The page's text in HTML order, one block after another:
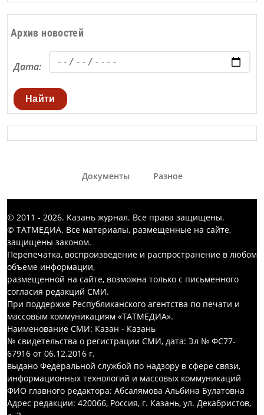
Архив новостей
Дата:
Найти
Документы Разное
© 2011 - 2026. Казань журнал. Все права защищены.
© ТАТМЕДИА. Все материалы, размещенные на сайте,
защищены законом.
Перепечатка, воспроизведение и распространение в любом
объеме информации,
размещенной на сайте, возможна только с письменного
согласия редакций СМИ.
При поддержке Республиканского агентства по печати и
массовым коммуникациям «ТАТМЕДИА».
Наименование СМИ: Казан - Казань
№ свидетельства о регистрации СМИ, дата: Эл № ФС77-
67916 от 06.12.2016 г.
выдано Федеральной службой по надзору в сфере связи,
информационных технологий и массовых коммуникаций
ФИО главного редактора: Абсалямова Альбина Булатовна
Адрес редакции: 420066, Россия, г. Казань, ул. Декабристов,